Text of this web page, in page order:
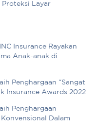
Layar
Insurance Rayakan
Anak-anak di
Penghargaan “Sangat
Insurance Awards 2022
Penghargaan
Dalam